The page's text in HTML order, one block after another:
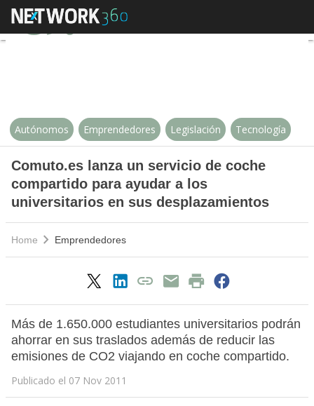
Comuto.es lanza un servicio de
Autónomos Emprendedores Legislación Tecnología
Comuto.es lanza un servicio de coche
compartido para ayudar a los
universitarios en sus desplazamientos
Home Emprendedores
Más de 1.650.000 estudiantes universitarios podrán
ahorrar en sus traslados además de reducir las
emisiones de CO2 viajando en coche compartido.
Publicado el 07 Nov 2011